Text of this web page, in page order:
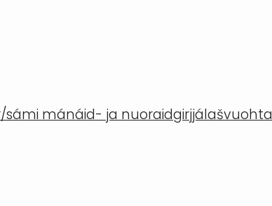
mánáid- ja nuoraidgirjjálašvuohta